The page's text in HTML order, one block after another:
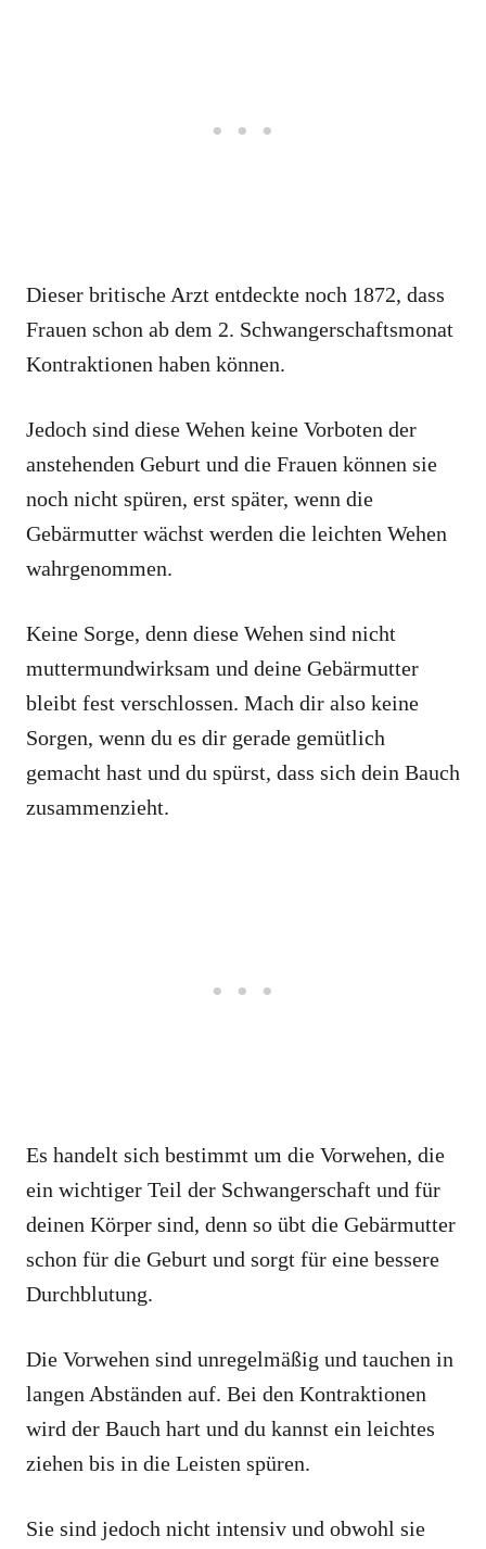
Dieser britische Arzt entdeckte noch 1872, dass
Frauen schon ab dem 2. Schwangerschaftsmonat
Kontraktionen haben können.
Jedoch sind diese Wehen keine Vorboten der
anstehenden Geburt und die Frauen können sie
noch nicht spüren, erst später, wenn die
Gebärmutter wächst werden die leichten Wehen
wahrgenommen.
Keine Sorge, denn diese Wehen sind nicht
muttermundwirksam und deine Gebärmutter
bleibt fest verschlossen. Mach dir also keine
Sorgen, wenn du es dir gerade gemütlich
gemacht hast und du spürst, dass sich dein Bauch
zusammenzieht.
Es handelt sich bestimmt um die Vorwehen, die
ein wichtiger Teil der Schwangerschaft und für
deinen Körper sind, denn so übt die Gebärmutter
schon für die Geburt und sorgt für eine bessere
Durchblutung.
Die Vorwehen sind unregelmäßig und tauchen in
langen Abständen auf. Bei den Kontraktionen
wird der Bauch hart und du kannst ein leichtes
ziehen bis in die Leisten spüren.
Sie sind jedoch nicht intensiv und obwohl sie